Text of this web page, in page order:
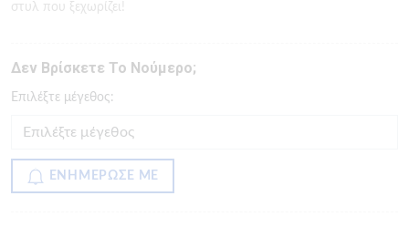
στυλ που ξεχωρίζει!
Δεν Βρίσκετε Το Νούμερο;
Eπιλέξτε μέγεθος:
ΕΝΗΜΕΡΩΣΕ ΜΕ